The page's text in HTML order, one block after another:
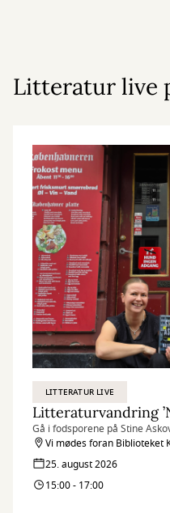
Litteratur live
LITTERATUR LIVE
Litteraturvandring
Gå i fodsporene på Stine
Vi mødes foran Biblioteket
25. august 2026
15:00 - 17:00